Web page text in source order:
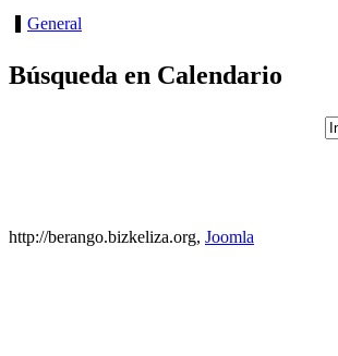
General
Búsqueda en Calendario
http://berango.bizkeliza.org, Joomla